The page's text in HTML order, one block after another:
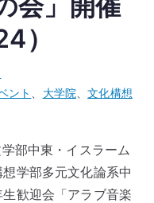
）
ント 大学院 、文化構想
部中東・イスラーム
学部多元文化論系中
歓迎会「アラブ音楽